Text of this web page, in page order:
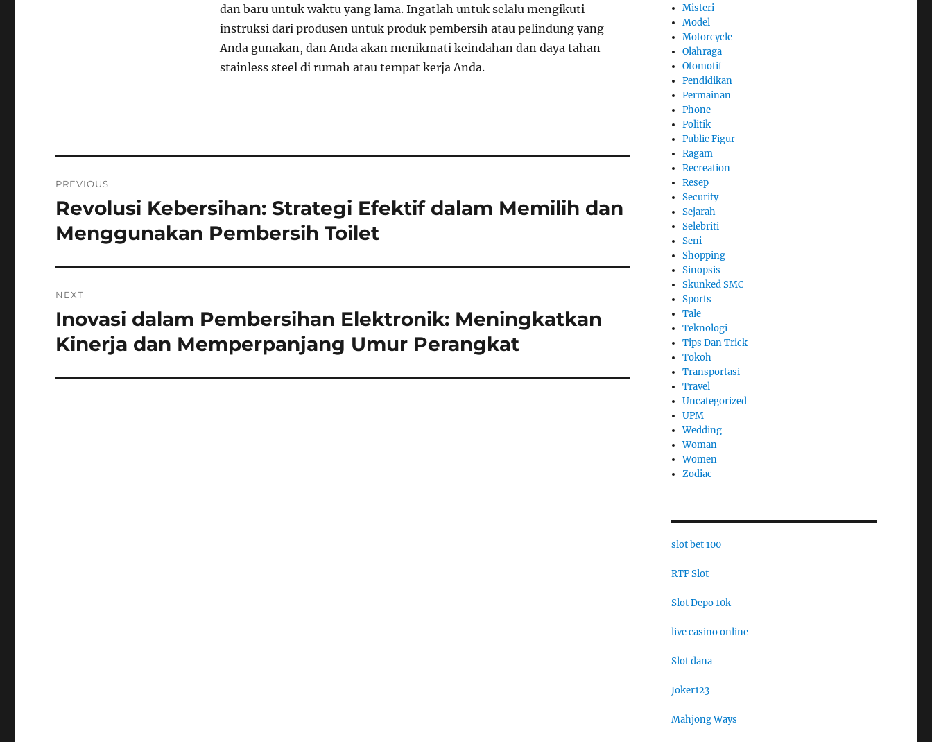
dan baru untuk waktu yang lama. Ingatlah untuk selalu mengikuti
instruksi dari produsen untuk produk pembersih atau pelindung yang
Anda gunakan, dan Anda akan menikmati keindahan dan daya tahan
stainless steel di rumah atau tempat kerja Anda.
pos
PREVIOUS
Previous
post:
Revolusi Kebersihan: Strategi Efektif dalam Memilih dan
Menggunakan Pembersih Toilet
NEXT
Next
post:
Inovasi dalam Pembersihan Elektronik: Meningkatkan
Kinerja dan Memperpanjang Umur Perangkat
Misteri
Model
Motorcycle
Olahraga
Otomotif
Pendidikan
Permainan
Phone
Politik
Public Figur
Ragam
Recreation
Resep
Security
Sejarah
Selebriti
Seni
Shopping
Sinopsis
Skunked SMC
Sports
Tale
Teknologi
Tips Dan Trick
Tokoh
Transportasi
Travel
Uncategorized
UPM
Wedding
Woman
Women
Zodiac
slot bet 100
RTP Slot
Slot Depo 10k
live casino online
Slot dana
Joker123
Mahjong Ways